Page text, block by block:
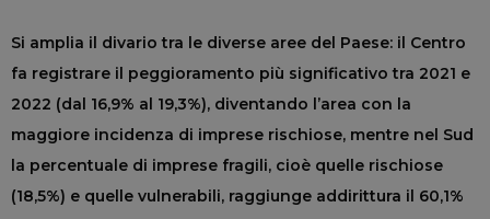
Si amplia il divario tra le diverse aree del Paese: il Centro
fa registrare il peggioramento più significativo tra 2021 e
2022 (dal 16,9% al 19,3%), diventando l’area con la
maggiore incidenza di imprese rischiose, mentre nel Sud
la percentuale di imprese fragili, cioè quelle rischiose
(18,5%) e quelle vulnerabili, raggiunge addirittura il 60,1%